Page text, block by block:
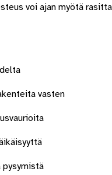
voi ajan myötä
vasten
pysymistä